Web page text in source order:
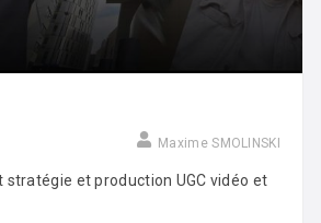
Maxime SMOLINSKI
et production UGC vidéo et